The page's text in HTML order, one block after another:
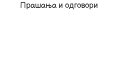
Прашања и одговори